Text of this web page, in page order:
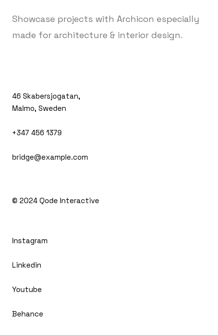
Showcase projects with Archicon especially
made for architecture & interior design.
46 Skabersjogatan,
Malmo, Sweden
+347 456 1379
bridge@example.com
© 2024 Qode Interactive
Instagram
Linkedin
Youtube
Behance